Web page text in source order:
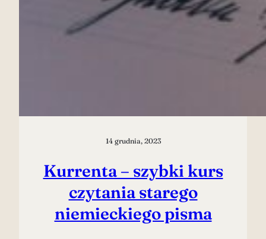
14 grudnia, 2023
Kurrenta – szybki kurs
czytania starego
niemieckiego pisma